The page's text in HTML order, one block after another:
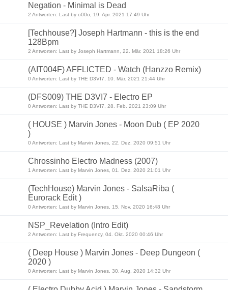
Negation - Minimal is Dead
2 Antworten: Last by o00o, 19. Apr. 2021 17:49 Uhr
[Techhouse?] Joseph Hartmann - this is the end
128Bpm
2 Antworten: Last by Joseph Hartmann, 22. Mär. 2021 18:26 Uhr
(AIT004F) AFFLICTED - Watch (Hanzzo Remix)
0 Antworten: Last by THE D3VI7, 10. Mär. 2021 21:44 Uhr
(DFS009) THE D3VI7 - Electro EP
0 Antworten: Last by THE D3VI7, 28. Feb. 2021 23:09 Uhr
( HOUSE ) Marvin Jones - Moon Dub ( EP 2020
)
0 Antworten: Last by Marvin Jones, 22. Dez. 2020 09:51 Uhr
Chrossinho Electro Madness (2007)
1 Antworten: Last by Marvin Jones, 01. Dez. 2020 21:01 Uhr
(TechHouse) Marvin Jones - SalsaRiba (
Eurorack Edit )
0 Antworten: Last by Marvin Jones, 15. Nov. 2020 16:48 Uhr
NSP_Revelation (Intro Edit)
2 Antworten: Last by Frequency, 04. Okt. 2020 00:46 Uhr
( Deep House ) Marvin Jones - Deep Dungeon (
2020 )
0 Antworten: Last by Marvin Jones, 30. Aug. 2020 14:32 Uhr